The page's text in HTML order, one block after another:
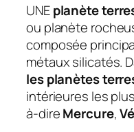
UNEplanète
ou planète
composée
métaux silicatés.
les planètes
intérieures les
à-direMercure,